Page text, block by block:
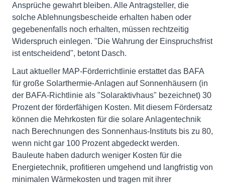
Ansprüche gewahrt bleiben. Alle Antragsteller, die
solche Ablehnungsbescheide erhalten haben oder
gegebenenfalls noch erhalten, müssen rechtzeitig
Widerspruch einlegen. "Die Wahrung der Einspruchsfrist
ist entscheidend", betont Dasch.
Laut aktueller MAP-Förderrichtlinie erstattet das BAFA
für große Solarthermie-Anlagen auf Sonnenhäusern (in
der BAFA-Richtlinie als "Solaraktivhaus" bezeichnet) 30
Prozent der förderfähigen Kosten. Mit diesem Fördersatz
können die Mehrkosten für die solare Anlagentechnik
nach Berechnungen des Sonnenhaus-Instituts bis zu 80,
wenn nicht gar 100 Prozent abgedeckt werden.
Bauleute haben dadurch weniger Kosten für die
Energietechnik, profitieren umgehend und langfristig von
minimalen Wärmekosten und tragen mit ihrer